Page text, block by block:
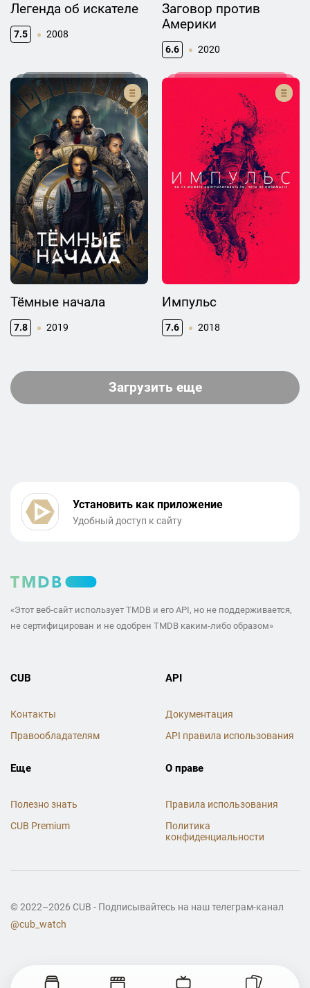
Легенда об искателе
7.5 2008
Заговор против
Америки
6.6 2020
Тёмные начала
7.8 2019
Импульс
7.6 2018
Загрузить еще
Установить как приложение
Удобный доступ к сайту
«Этот веб-сайт использует TMDB и его API, но не поддерживается,
не сертифицирован и не одобрен TMDB каким-либо образом»
CUB
Контакты
Правообладателям
API
Документация
API правила использования
Еще
Полезно знать
CUB Premium
О праве
Правила использования
Политика
конфиденциальности
© 2022–2026 CUB - Подписывайтесь на наш телеграм-канал
@cub_watch